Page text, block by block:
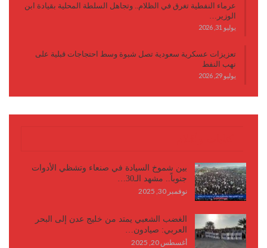
عرماء النفطية تغرق في الظلام.. وتجاهل السلطة المحلية بقيادة ابن
الوزير…
يوليو 31, 2026
تعزيزات عسكرية سعودية تصل شبوة وسط احتجاجات قبلية على
نهب النفط
يوليو 29, 2026
بين شموخ السيادة في صنعاء وتشظي الأدوات
جنوباً.. مشهد الـ30…
نوفمبر 30, 2025
الغضب الشعبي يمتد من خليج عدن إلى البحر
العربي: صيادون…
أغسطس 20, 2025